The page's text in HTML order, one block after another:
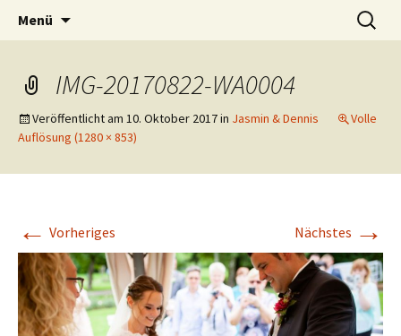
LaOradora | freie Trauungen
Sabine Uhlig | Monheim am Rhein
Menü
Suchen
nach:
IMG-20170822-WA0004
Veröffentlicht am 10. Oktober 2017in Jasmin & Dennis
Volle
Auflösung (1280 × 853)
← Vorheriges Nächstes →